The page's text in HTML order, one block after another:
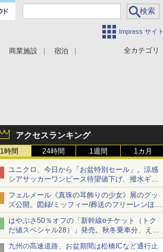
Impress サイト
全カテゴリ
商業施設 宿泊
アクセスランキング
1時間 24時間 1週間 1カ月
ユニクロ、今日から「お盆特別セール」。涼感
シアサッカーワンピース待望値下げ、撥水ギア
ショーツは1990円に
フェルメール《真珠の耳飾りの少女》展のグッ
ズ公開。図録/ミッフィー/葬送のフリーレンほ
か、注目ブランドコラボが実現
はやぶさ50％オフの「新幹線eチケット（トク
だ値スペシャル28）」発売。秋冬乗車分、えき
ねっと限定
九州の高速道路、お盆期間は松橋ICなど通行止